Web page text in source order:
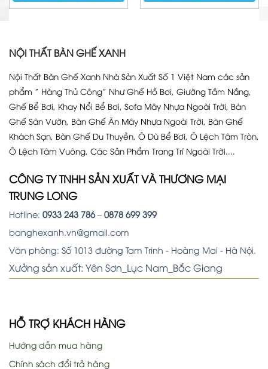
NỘI THẤT BÀN GHẾ XANH
Nội Thất Bàn Ghế Xanh Nhà Sản Xuất Số 1 Việt Nam các sản
phẩm ” Hàng Thủ Công” Như Ghế Hồ Bơi, Giường Tắm Nắng,
Ghế Bể Bơi, Khay Nổi Bể Bơi, Sofa Mây Nhựa Ngoài Trời, Bàn
Ghế Sân Vườn, Bàn Ghế Ăn Mây Nhựa Ngoài Trời, Bàn Ghế
Khách Sạn, Bàn Ghế Du Thuyền, Ô Dù Bể Bơi, Ô Lệch Tâm Tròn,
Ô Lệch Tâm Vuông, Các Sản Phẩm Trang Trí Ngoài Trời....
CÔNG TY TNHH SẢN XUẤT VÀ THƯƠNG MẠI
TRUNG LONG
Hotline: 0933 243 786– 0878 699 399
banghexanh.vn@gmail.com
Văn phòng: Số 1013 đường Tam Trinh - Hoàng Mai - Hà Nội.
Xưởng sản xuất: Yên Sơn_Lục Nam_Bắc Giang
HỖ TRỢ KHÁCH HÀNG
Hướng dẫn mua hàng
Chính sách đổi trả hàng